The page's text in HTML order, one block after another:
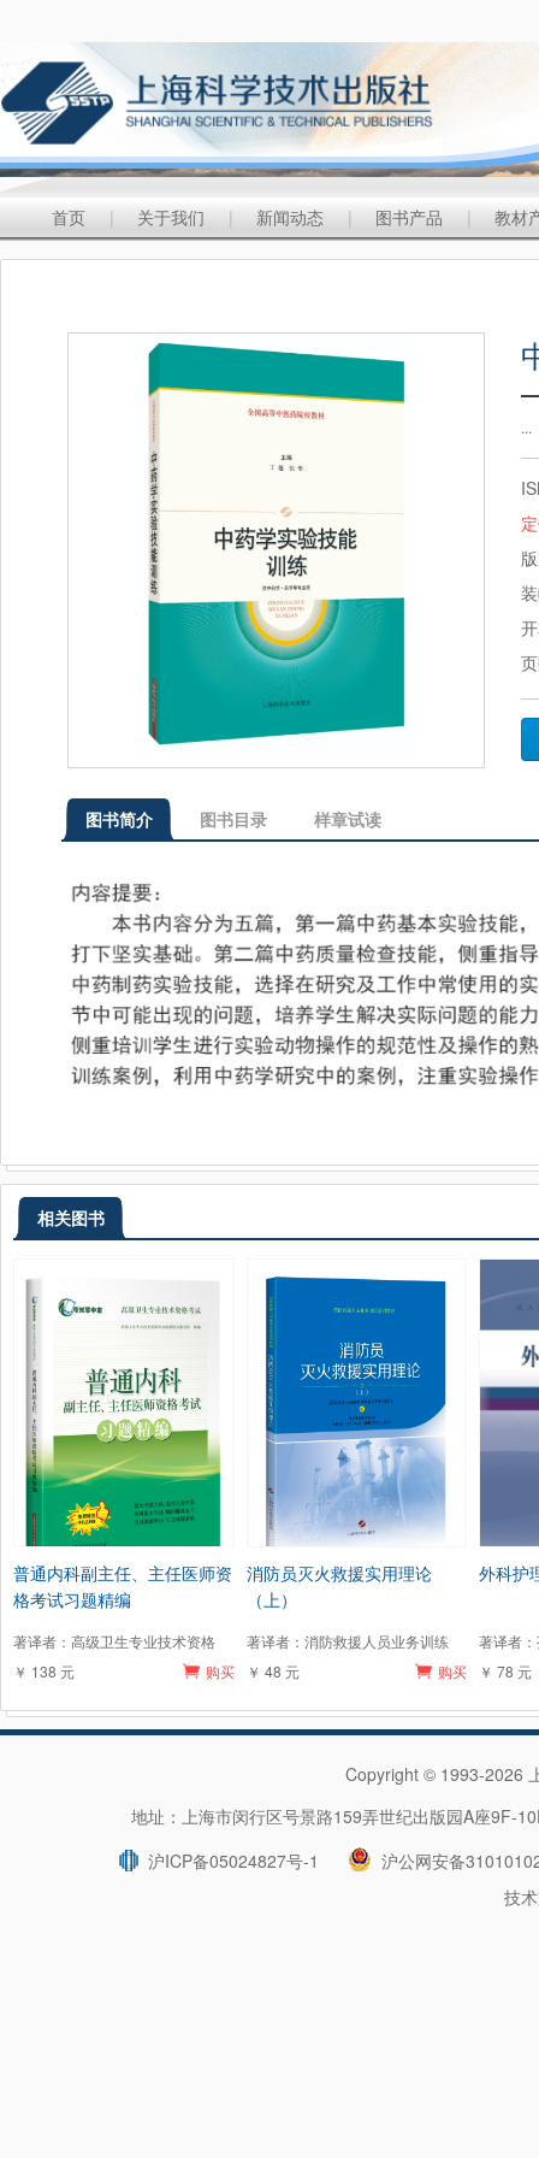
首页 | 关于我们 | 新闻动态 | 图书产品 | 教材
...
图书简介 图书目录 样章试读
相关图书
普通内科副主任、主任医师资
格考试习题精编
著译者：高级卫生专业技术资格
￥ 138 元
购买
消防员灭火救援实用理论
（上）
著译者：消防救援人员业务训练
￥ 48 元
购买
外科护
著译者
￥ 78 元
Copyright © 1993-2026
地址：上海市闵行区号景路159弄世纪出版园A座
沪ICP备05024827号-1
沪公网安备
技